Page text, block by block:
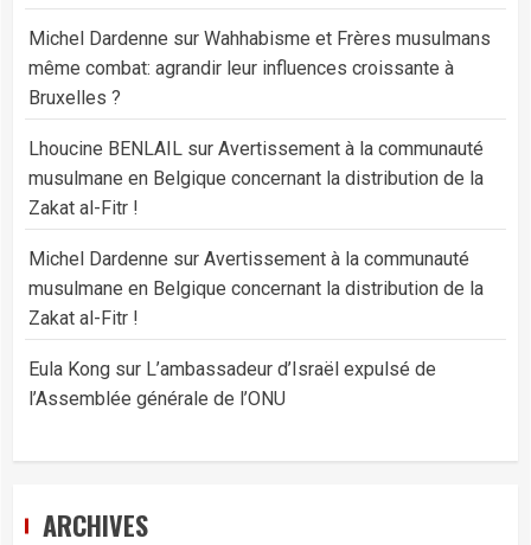
Michel Dardenne sur Wahhabisme et Frères musulmans
même combat: agrandir leur influences croissante à
Bruxelles ?
Lhoucine BENLAIL sur Avertissement à la communauté
musulmane en Belgique concernant la distribution de la
Zakat al-Fitr !
Michel Dardenne sur Avertissement à la communauté
musulmane en Belgique concernant la distribution de la
Zakat al-Fitr !
Eula Kong sur L’ambassadeur d’Israël expulsé de
l’Assemblée générale de l’ONU
ARCHIVES